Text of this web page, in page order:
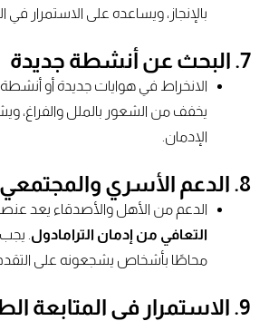
بالإنجاز، ويساعده على الاستمرار في
7. البحث عن أنشطة جديدة
الانخراط في هوايات جديدة أو
يخفف من الشعور بالملل والفراغ،
الإدمان.
8. الدعم الأسري والمجتمعي
الدعم من الأهل والأصدقاء يعد
التعافي من إدمان الترامادول . يجب
محاطًا بأشخاص يشجعونه على التقدم.
9. الاستمرار في المتابعة